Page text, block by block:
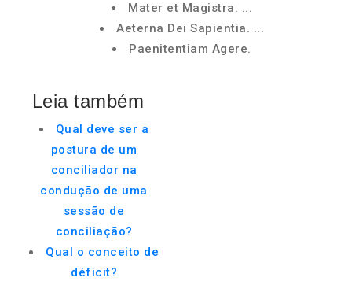
Mater et Magistra. ...
Aeterna Dei Sapientia. ...
Paenitentiam Agere.
Leia também
Qual deve ser a
postura de um
conciliador na
condução de uma
sessão de
conciliação?
Qual o conceito de
déficit?